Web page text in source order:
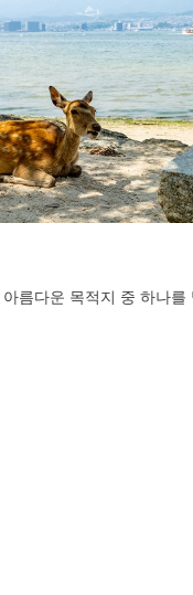
름다운 목적지 중 하나